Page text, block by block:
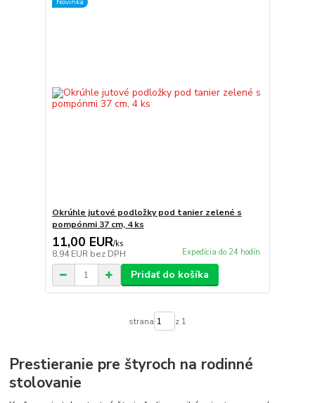
Okrúhle jutové podložky pod tanier zelené s
pompónmi 37 cm, 4 ks
11,00 EUR/ks
8,94 EUR bez DPH Expedícia do 24 hodín
Pridať do košíka
strana z 1
Prestieranie pre štyroch na rodinné
stolovanie